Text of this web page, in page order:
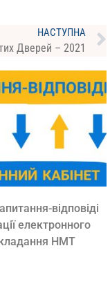
НАСТУПНА
Дверей – 2021
відповіді
електронного
НМТ